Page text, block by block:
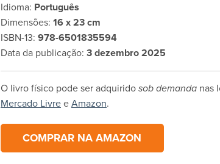
Idioma: Português
Dimensões: 16 x 23 cm
ISBN-13: 978-6501835594
Data da publicação: 3 dezembro 2025
O livro físico pode ser adquirido sob demanda nas
Mercado Livre e Amazon.
COMPRAR NA AMAZON